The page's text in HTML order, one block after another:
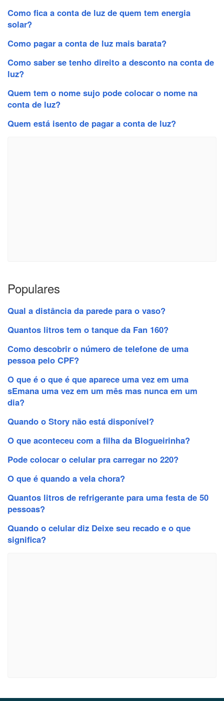
Como fica a conta de luz de quem tem energia
solar?
Como pagar a conta de luz mais barata?
Como saber se tenho direito a desconto na conta de
luz?
Quem tem o nome sujo pode colocar o nome na
conta de luz?
Quem está isento de pagar a conta de luz?
Populares
Qual a distância da parede para o vaso?
Quantos litros tem o tanque da Fan 160?
Como descobrir o número de telefone de uma
pessoa pelo CPF?
O que é o que é que aparece uma vez em uma
sEmana uma vez em um mês mas nunca em um
dia?
Quando o Story não está disponível?
O que aconteceu com a filha da Blogueirinha?
Pode colocar o celular pra carregar no 220?
O que é quando a vela chora?
Quantos litros de refrigerante para uma festa de 50
pessoas?
Quando o celular diz Deixe seu recado e o que
significa?